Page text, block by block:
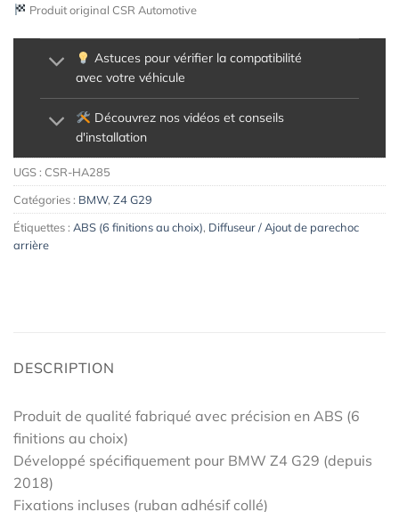
Produit original CSR Automotive
Astuces pour vérifier la compatibilité
avec votre véhicule
Découvrez nos vidéos et conseils
d'installation
UGS : CSR-HA285
Catégories : BMW, Z4 G29
Étiquettes : ABS (6 finitions au choix), Diffuseur / Ajout de parechoc
arrière
DESCRIPTION
Produit de qualité fabriqué avec précision en ABS (6
finitions au choix)
Développé spécifiquement pour BMW Z4 G29 (depuis
2018)
Fixations incluses (ruban adhésif collé)